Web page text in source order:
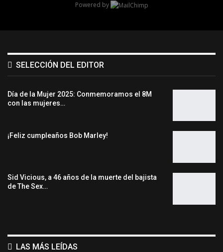
Powered by
SELECCIÓN DEL EDITOR
Día de la Mujer 2025: Conmemoramos el 8M
con las mujeres…
¡Feliz cumpleaños Bob Marley!
Sid Vicious, a 46 años de la muerte del bajista
de The Sex…
LAS MÁS LEÍDAS